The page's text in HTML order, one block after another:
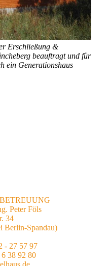
Erschließung &
beauftragt und für
ein Generationshaus
Peter Föls
34
Berlin-Spandau)
- 27 57 97
38 92 80